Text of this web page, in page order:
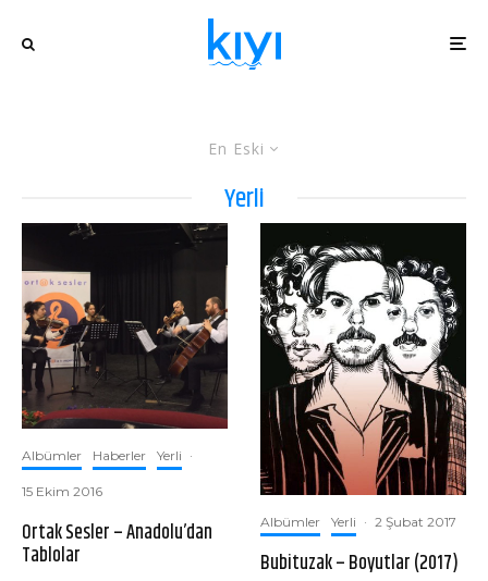
En Eski
Yerli
Albümler Haberler Yerli ·
15 Ekim 2016
Ortak Sesler – Anadolu’dan
Tablolar
Albümler Yerli · 2 Şubat 2017
Bubituzak – Boyutlar (2017)